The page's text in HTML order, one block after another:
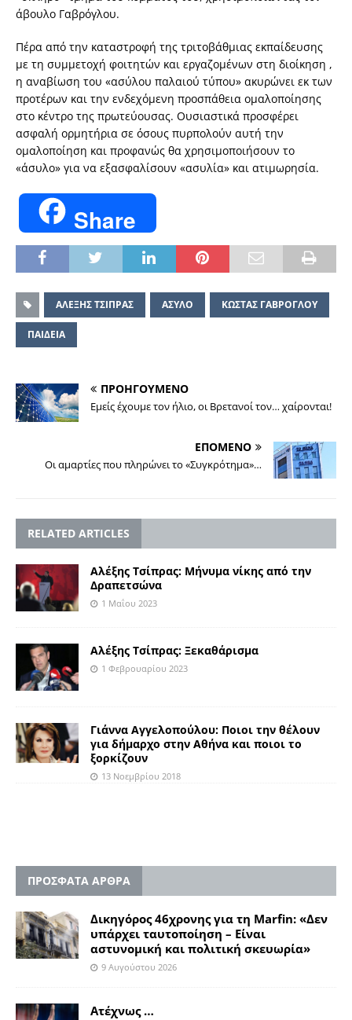
άβουλο Γαβρόγλου.
Πέρα από την καταστροφή της τριτοβάθμιας εκπαίδευσης
με τη συμμετοχή φοιτητών και εργαζομένων στη διοίκηση ,
η αναβίωση του «ασύλου παλαιού τύπου» ακυρώνει εκ των
προτέρων και την ενδεχόμενη προσπάθεια ομαλοποίησης
στο κέντρο της πρωτεύουσας. Ουσιαστικά προσφέρει
ασφαλή ορμητήρια σε όσους πυρπολούν αυτή την
ομαλοποίηση και προφανώς θα χρησιμοποιήσουν το
«άσυλο» για να εξασφαλίσουν «ασυλία» και ατιμωρησία.
Share
ΑΛΕΞΗΣ ΤΣΙΠΡΑΣ ΑΣΥΛΟ ΚΩΣΤΑΣ ΓΑΒΡΟΓΛΟΥ
ΠΑΙΔΕΙΑ
ΠΡΟΗΓΟΥΜΕΝΟ
Εμείς έχουμε τον ήλιο, οι Βρετανοί τον… χαίρονται!
ΕΠΟΜΕΝΟ
Οι αμαρτίες που πληρώνει το «Συγκρότημα»…
RELATED ARTICLES
Αλέξης Τσίπρας: Μήνυμα νίκης από την
Δραπετσώνα
1 Μαΐου 2023
Αλέξης Τσίπρας: Ξεκαθάρισμα
1 Φεβρουαρίου 2023
Γιάννα Αγγελοπούλου: Ποιοι την θέλουν
για δήμαρχο στην Αθήνα και ποιοι το
ξορκίζουν
13 Νοεμβρίου 2018
ΠΡΟΣΦΑΤΑ ΑΡΘΡΑ
Δικηγόρος 46χρονης για τη Marfin: «Δεν
υπάρχει ταυτοποίηση – Είναι
αστυνομική και πολιτική σκευωρία»
9 Αυγούστου 2026
Ατέχνως …